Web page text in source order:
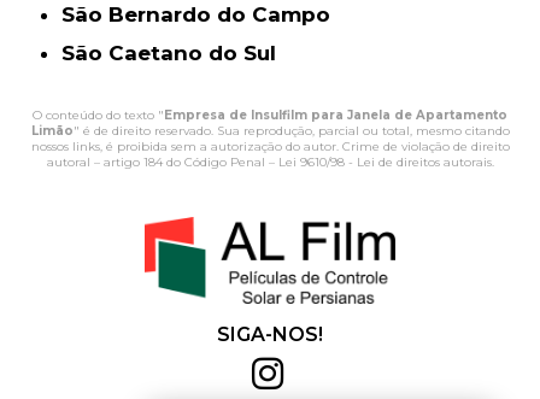
São Bernardo do Campo
São Caetano do Sul
O conteúdo do texto "Empresa de Insulfilm para Janela de Apartamento
Limão" é de direito reservado. Sua reprodução, parcial ou total, mesmo citando
nossos links, é proibida sem a autorização do autor. Crime de violação de direito
autoral – artigo 184 do Código Penal – Lei 9610/98 - Lei de direitos autorais.
SIGA-NOS!